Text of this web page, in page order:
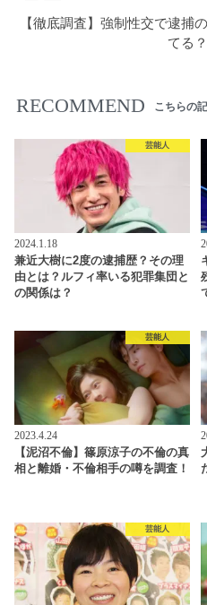
【徹底調査】強制性交で逮捕
てる
RECOMMEND こちらの
芸能人
2024.1.18
兼近大樹に2度の逮捕歴？その理
由とは？ルフィ率いる犯罪集団と
の関係は？
芸能人
2023.4.24
【泥沼不倫】篠原涼子の不倫の真
相と離婚・不倫相手の噂を調査！
芸能人